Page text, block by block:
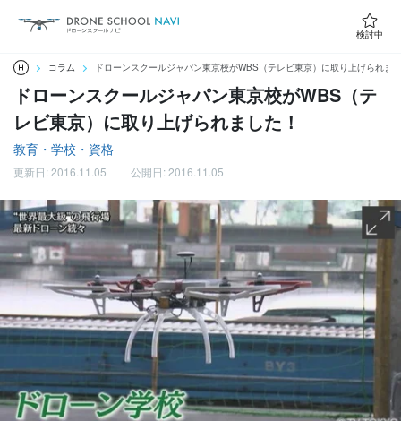
検討中
コラム ドローンスクールジャパン東京校がWBS（テレビ東京）に取り上げられま
ドローンスクールジャパン東京校がWBS（テ
レビ東京）に取り上げられました！
教育・学校・資格
更新日: 2016.11.05 公開日: 2016.11.05